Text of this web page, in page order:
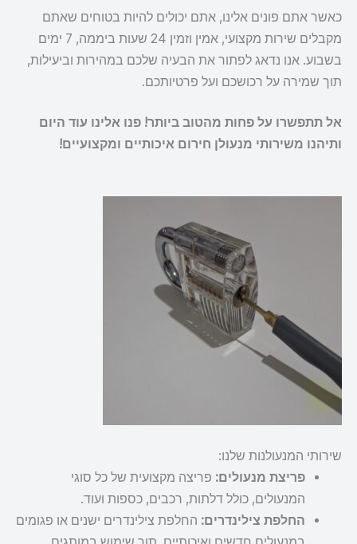
כאשר אתם פונים אלינו, אתם יכולים להיות בטוחים שאתם
מקבלים שירות מקצועי, אמין וזמין 24 שעות ביממה, 7 ימים
בשבוע. אנו נדאג לפתור את הבעיה שלכם במהירות וביעילות,
תוך שמירה על רכושכם ועל פרטיותכם.
אל תתפשרו על פחות מהטוב ביותר! פנו אלינו עוד היום
ותיהנו משירותי מנעולן חירום איכותיים ומקצועיים!
שירותי המנעולנות שלנו:
פריצת מנעולים: פריצה מקצועית של כל סוגי
המנעולים, כולל דלתות, רכבים, כספות ועוד.
החלפת צילינדרים: החלפת צילינדרים ישנים או פגומים